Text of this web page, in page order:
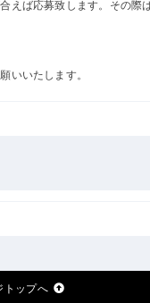
えば応募致します。その際
いいたします。
トップへ